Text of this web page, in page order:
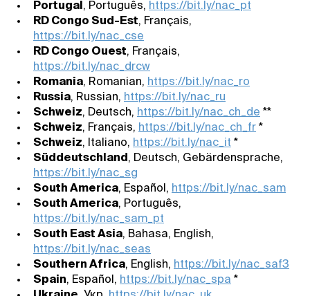
Portugal, Português, https://bit.ly/nac_pt
RD Congo Sud-Est, Français,
https://bit.ly/nac_cse
RD Congo Ouest, Français,
https://bit.ly/nac_drcw
Romania, Romanian, https://bit.ly/nac_ro
Russia, Russian, https://bit.ly/nac_ru
Schweiz, Deutsch, https://bit.ly/nac_ch_de **
Schweiz, Français, https://bit.ly/nac_ch_fr *
Schweiz, Italiano, https://bit.ly/nac_it *
Süddeutschland, Deutsch, Gebärdensprache,
https://bit.ly/nac_sg
South America, Español, https://bit.ly/nac_sam
South America, Português,
https://bit.ly/nac_sam_pt
South East Asia, Bahasa, English,
https://bit.ly/nac_seas
Southern Africa, English, https://bit.ly/nac_saf3
Spain, Español, https://bit.ly/nac_spa *